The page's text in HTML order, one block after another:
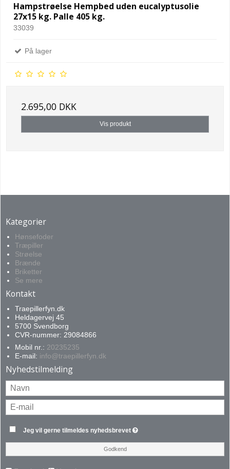
Hampstrøelse Hempbed uden eucalyptusolie
27x15 kg. Palle 405 kg.
33039
På lager
2.695,00 DKK
Vis produkt
Kategorier
Hønsefoder
Træpiller
Strøelse
Brænde
Briketter
Se mere
Kontakt
Traepillerfyn.dk
Heldagervej 45
5700 Svendborg
CVR-nummer: 29084866
Mobil nr.: 20235235
E-mail: info@traepillerfyn.dk
Nyhedstilmelding
Jeg vil gerne tilmeldes nyhedsbrevet
Godkend